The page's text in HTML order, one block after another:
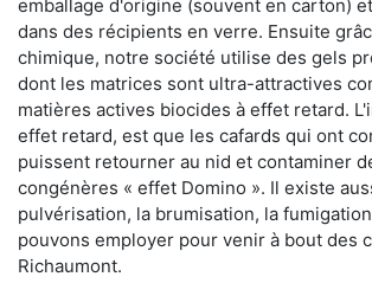
emballage d'origine (souvent en carton)
dans des récipients en verre. Ensuite
chimique, notre société utilise des gels
dont les matrices sont ultra-attractives
matières actives biocides à effet retard.
effet retard, est que les cafards qui ont
puissent retourner au nid et contaminer
congénères « effet Domino ». Il existe
pulvérisation, la brumisation, la
pouvons employer pour venir à bout des
Richaumont.